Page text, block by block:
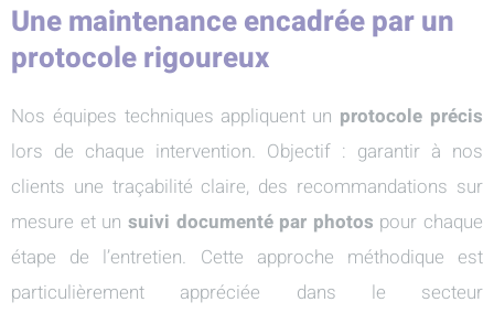
Une maintenance encadrée par un
protocole rigoureux
Nos équipes techniques appliquent un protocole précis
lors de chaque intervention. Objectif : garantir à nos
clients une traçabilité claire, des recommandations sur
mesure et un suivi documenté par photos pour chaque
étape de l’entretien. Cette approche méthodique est
particulièrement appréciée dans le secteur